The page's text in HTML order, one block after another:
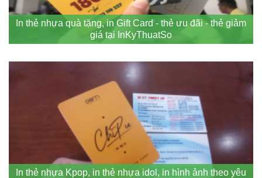
In thẻ nhựa quà tặng, in Gift Card - thẻ ưu đãi - thẻ giảm
giá tại InKyThuatSo
In thẻ nhựa Kpop, in thẻ nhựa idol, in hình ảnh theo yêu